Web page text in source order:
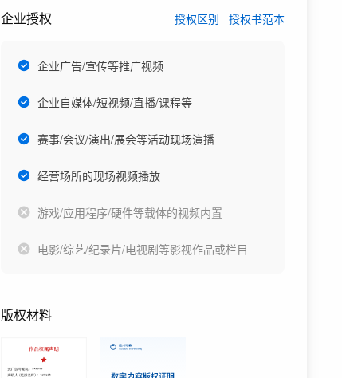
企业授权 授权区别 授权书范本
企业广告/宣传等推广视频
企业自媒体/短视频/直播/课程等
赛事/会议/演出/展会等活动现场演播
经营场所的现场视频播放
游戏/应用程序/硬件等载体的视频内置
电影/综艺/纪录片/电视剧等影视作品或栏目
版权材料